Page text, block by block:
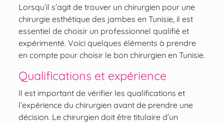
Lorsqu’il s’agit de trouver un chirurgien pour une
chirurgie esthétique des jambes en Tunisie, il est
essentiel de choisir un professionnel qualifié et
expérimenté. Voici quelques éléments à prendre
en compte pour choisir le bon chirurgien en Tunisie.
Qualifications et expérience
Il est important de vérifier les qualifications et
l’expérience du chirurgien avant de prendre une
décision. Le chirurgien doit être titulaire d’un